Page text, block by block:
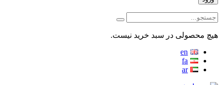
هیچ محصولی در سبد خرید نیست.
en
fa
ar